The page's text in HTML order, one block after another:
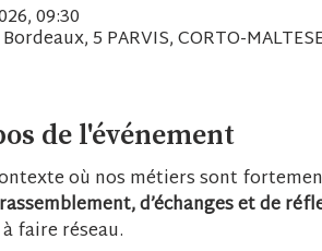
09:30
Bordeaux, 5 PARVIS, CORTO-
de l'événement
où nos métiers sont
d’échanges et de
faire réseau.